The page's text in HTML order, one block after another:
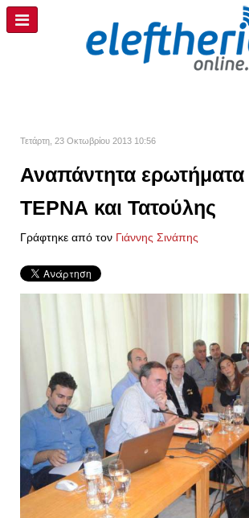
Τετάρτη, 23 Οκτωβρίου 2013 10:56
Αναπάντητα
ΤΕΡΝΑ και Τατούλης
Γράφτηκε από τον Γιάννης Σινάπης